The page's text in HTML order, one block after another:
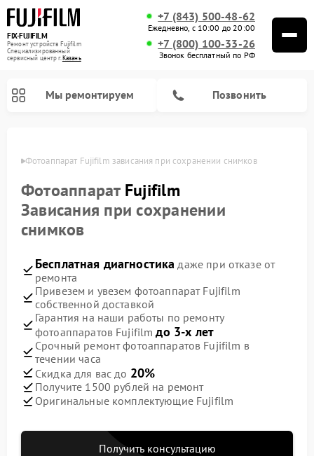
FIX-FUJIFILM
Ремонт устройств Fujifilm
Специализированный
cервисный центр г.Казань
+7 (843) 500-48-62
Ежедневно, с 10:00 до 20:00
+7 (800) 100-33-26
Звонок бесплатный по РФ
Мы ремонтируем Позвонить
Фотоаппарат Fujifilm зависания при сохранении снимков
Фотоаппарат Fujifilm
Зависания при сохранении
снимков
Бесплатная диагностика даже при отказе от
ремонта
Привезем и увезем фотоаппарат Fujifilm
собственной доставкой
Гарантия на наши работы по ремонту
фотоаппаратов Fujifilmдо 3-х лет
Срочный ремонт фотоаппаратов Fujifilm в
течении часа
Скидка для вас до 20%
Получите 1500 рублей на ремонт
Оригинальные комплектующие Fujifilm
Получить консультацию